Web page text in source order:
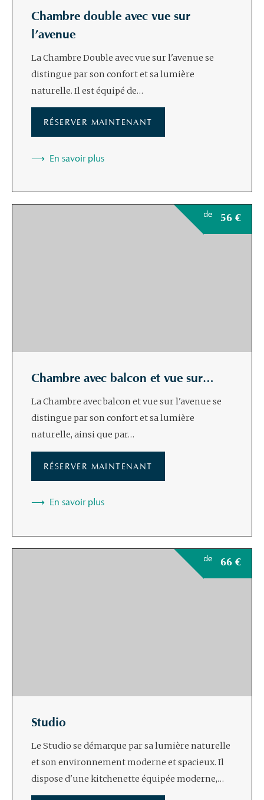
Chambre double avec vue sur
l’avenue
La Chambre Double avec vue sur l'avenue se
distingue par son confort et sa lumière
naturelle. Il est équipé de…
RÉSERVER MAINTENANT
En savoir plus
de 56 €
Chambre avec balcon et vue sur…
La Chambre avec balcon et vue sur l'avenue se
distingue par son confort et sa lumière
naturelle, ainsi que par…
RÉSERVER MAINTENANT
En savoir plus
de 66 €
Studio
Le Studio se démarque par sa lumière naturelle
et son environnement moderne et spacieux. Il
dispose d'une kitchenette équipée moderne,…